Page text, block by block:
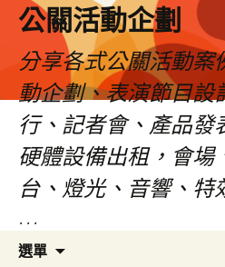
公關活動企劃
分享各式公關活動案
動企劃、表演節目設
行、記者會、產品發
硬體設備出租，會場
台、燈光、音響、特
…
選單